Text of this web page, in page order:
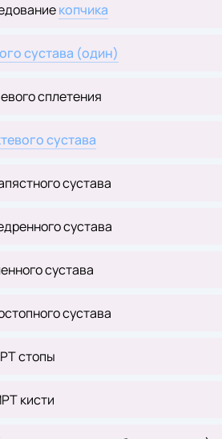
копчика
сустава (один)
сплетения
сустава
сустава
сустава
сустава
сустава
стопы
кисти